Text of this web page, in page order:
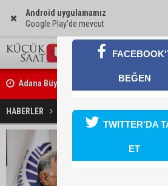
Android uygulamamız
Google Play'de mevcut
Adana Büyükşehir Yaz Spor
Beşiktaş dosyasında iki tahliye: Özcan
bırakıldı
HABERLER YAŞAM Muhtarlar Bölge
BEĞEN
TWITTER'DA
ET